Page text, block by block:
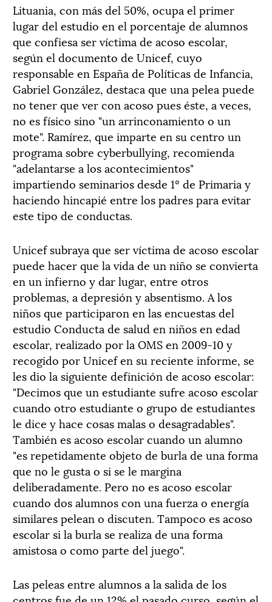
Lituania, con más del 50%, ocupa el primer
lugar del estudio en el porcentaje de alumnos
que confiesa ser víctima de acoso escolar,
según el documento de Unicef, cuyo
responsable en España de Políticas de Infancia,
Gabriel González, destaca que una pelea puede
no tener que ver con acoso pues éste, a veces,
no es físico sino "un arrinconamiento o un
mote". Ramírez, que imparte en su centro un
programa sobre cyberbullying, recomienda
"adelantarse a los acontecimientos"
impartiendo seminarios desde 1º de Primaria y
haciendo hincapié entre los padres para evitar
este tipo de conductas.
Unicef subraya que ser víctima de acoso escolar
puede hacer que la vida de un niño se convierta
en un infierno y dar lugar, entre otros
problemas, a depresión y absentismo. A los
niños que participaron en las encuestas del
estudio Conducta de salud en niños en edad
escolar, realizado por la OMS en 2009-10 y
recogido por Unicef en su reciente informe, se
les dio la siguiente definición de acoso escolar:
"Decimos que un estudiante sufre acoso escolar
cuando otro estudiante o grupo de estudiantes
le dice y hace cosas malas o desagradables".
También es acoso escolar cuando un alumno
"es repetidamente objeto de burla de una forma
que no le gusta o si se le margina
deliberadamente. Pero no es acoso escolar
cuando dos alumnos con una fuerza o energía
similares pelean o discuten. Tampoco es acoso
escolar si la burla se realiza de una forma
amistosa o como parte del juego".
Las peleas entre alumnos a la salida de los